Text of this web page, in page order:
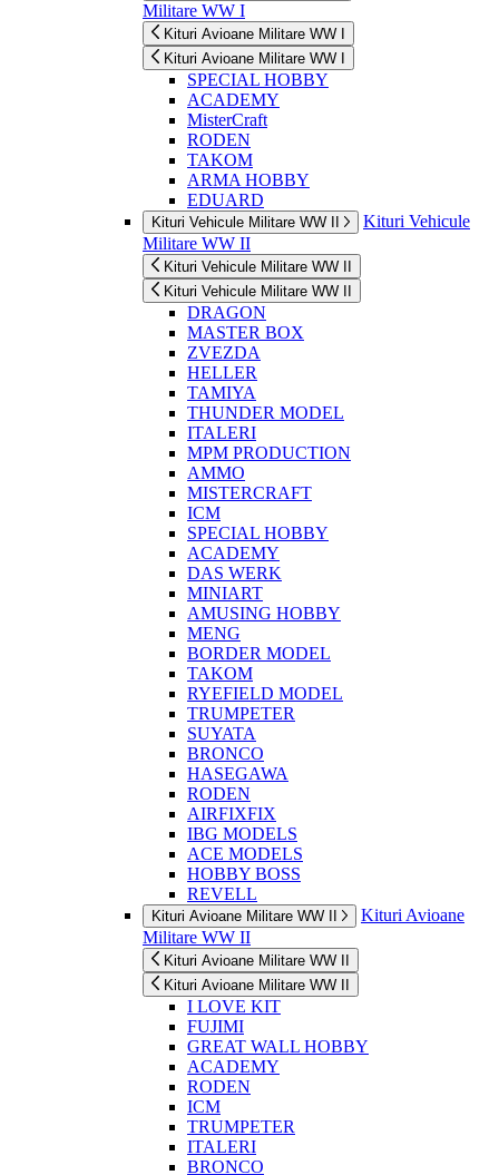
Militare WW I
Kituri Avioane Militare WW I
Kituri Avioane Militare WW I
SPECIAL HOBBY
ACADEMY
MisterCraft
RODEN
TAKOM
ARMA HOBBY
EDUARD
Kituri Vehicule Militare WW II
Kituri Vehicule
Militare WW II
Kituri Vehicule Militare WW II
Kituri Vehicule Militare WW II
DRAGON
MASTER BOX
ZVEZDA
HELLER
TAMIYA
THUNDER MODEL
ITALERI
MPM PRODUCTION
AMMO
MISTERCRAFT
ICM
SPECIAL HOBBY
ACADEMY
DAS WERK
MINIART
AMUSING HOBBY
MENG
BORDER MODEL
TAKOM
RYEFIELD MODEL
TRUMPETER
SUYATA
BRONCO
HASEGAWA
RODEN
AIRFIXFIX
IBG MODELS
ACE MODELS
HOBBY BOSS
REVELL
Kituri Avioane Militare WW II
Kituri Avioane
Militare WW II
Kituri Avioane Militare WW II
Kituri Avioane Militare WW II
I LOVE KIT
FUJIMI
GREAT WALL HOBBY
ACADEMY
RODEN
ICM
TRUMPETER
ITALERI
BRONCO